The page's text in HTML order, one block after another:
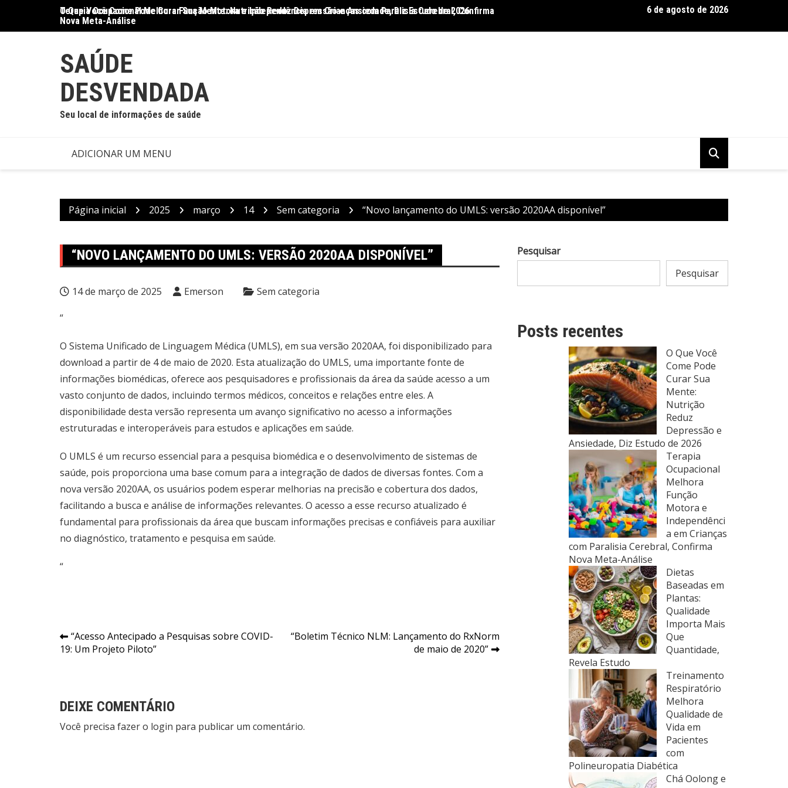
o
O Que Você Come Pode Curar Sua Mente: Nutrição Reduz Depressão e Ansiedade, Diz Estudo de 2026
Terapia Ocupacional Melhora Função Motora e Independência em Crianças com Paralisia Cerebral, Confirma
Nova Meta-Análise
Dietas Baseadas em Plantas: Qualidade Importa Mais Que Quantidade,
6 de agosto de 2026
SAÚDE
DESVENDADA
Seu local de informações de saúde
ADICIONAR UM MENU
Página inicial 2025 março 14 Sem categoria “Novo lançamento do UMLS: versão 2020AA disponível”
“NOVO LANÇAMENTO DO UMLS: VERSÃO 2020AA DISPONÍVEL”
14 de março de 2025 Emerson Sem categoria
“
O Sistema Unificado de Linguagem Médica (UMLS), em sua versão 2020AA, foi disponibilizado para
download a partir de 4 de maio de 2020. Esta atualização do UMLS, uma importante fonte de
informações biomédicas, oferece aos pesquisadores e profissionais da área da saúde acesso a um
vasto conjunto de dados, incluindo termos médicos, conceitos e relações entre eles. A
disponibilidade desta versão representa um avanço significativo no acesso a informações
estruturadas e interoperáveis para estudos e aplicações em saúde.
O UMLS é um recurso essencial para a pesquisa biomédica e o desenvolvimento de sistemas de
saúde, pois proporciona uma base comum para a integração de dados de diversas fontes. Com a
nova versão 2020AA, os usuários podem esperar melhorias na precisão e cobertura dos dados,
facilitando a busca e análise de informações relevantes. O acesso a esse recurso atualizado é
fundamental para profissionais da área que buscam informações precisas e confiáveis para auxiliar
no diagnóstico, tratamento e pesquisa em saúde.
“
Navegação
de
“Acesso Antecipado a Pesquisas sobre COVID-
19: Um Projeto Piloto”
“Boletim Técnico NLM: Lançamento do RxNorm
de maio de 2020”
DEIXE COMENTÁRIO
Você precisa fazer o login para publicar um comentário.
Pesquisar
Pesquisar
Posts recentes
O Que Você
Come Pode
Curar Sua
Mente:
Nutrição
Reduz
Depressão e
Ansiedade, Diz Estudo de 2026
Terapia
Ocupacional
Melhora
Função
Motora e
Independênci
a em Crianças
com Paralisia Cerebral, Confirma
Nova Meta-Análise
Dietas
Baseadas em
Plantas:
Qualidade
Importa Mais
Que
Quantidade,
Revela Estudo
Treinamento
Respiratório
Melhora
Qualidade de
Vida em
Pacientes
com
Polineuropatia Diabética
Chá Oolong e